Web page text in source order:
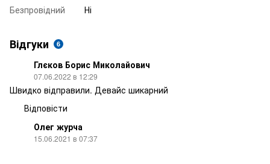
Безпровідний
Ні
Відгуки 6
Глєков Борис Миколайович
07.06.2022 в 12:29
Швидко відправили. Девайс шикарний
Відповісти
Олег журча
15.06.2021 в 07:37